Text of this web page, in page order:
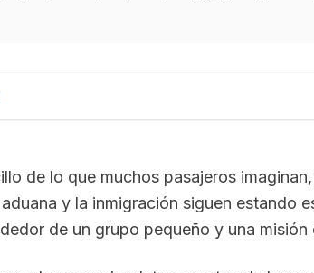
de lo que muchos pasajeros
y la inmigración siguen estando
de un grupo pequeño y una misión